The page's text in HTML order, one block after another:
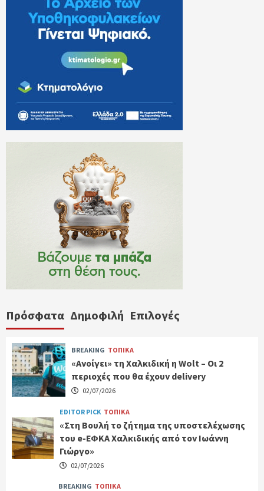
Πρόσφατα Δημοφιλή Επιλογές
BREAKING ΤΟΠΙΚΑ
«Ανοίγει» τη Χαλκιδική η Wolt – Οι 2
περιοχές που θα έχουν delivery
02/07/2026
EDITOR PICK ΤΟΠΙΚΑ
«Στη Βουλή το ζήτημα της υποστελέχωσης
του e-ΕΦΚΑ Χαλκιδικής από τον Ιωάννη
Γιώργο»
02/07/2026
BREAKING ΤΟΠΙΚΑ